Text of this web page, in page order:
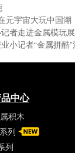
元宇宙大玩中国潮
者走进金属模玩
小记者“金属拼酷”
中心
积木
列
列